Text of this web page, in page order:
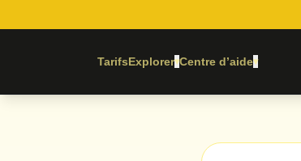
TarifsExplorer▾Centre d’aide▾